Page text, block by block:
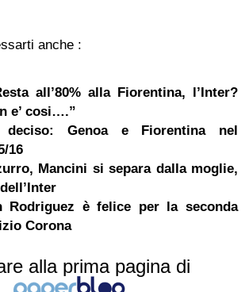
anche :
all’80% alla Fiorentina, l’Inter?
e’ cosi….”
deciso: Genoa e Fiorentina nel
16
Mancini si separa dalla moglie,
Rodriguez è felice per la seconda
Corona
alla prima pagina di